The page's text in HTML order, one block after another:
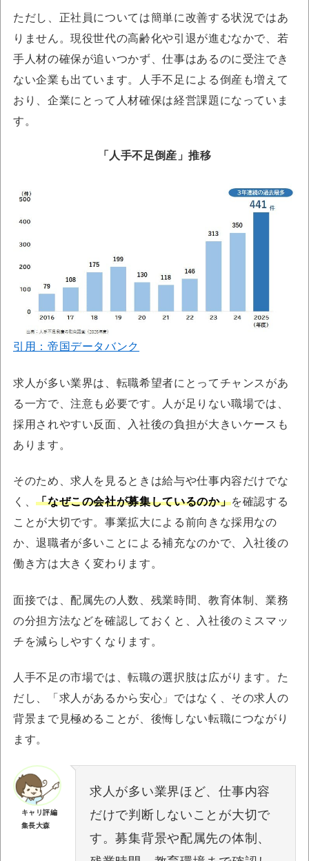
ただし、正社員については簡単に改善する状況ではあ
りません。現役世代の高齢化や引退が進むなかで、若
手人材の確保が追いつかず、仕事はあるのに受注でき
ない企業も出ています。人手不足による倒産も増えて
おり、企業にとって人材確保は経営課題になっていま
す。
「人手不足倒産」推移
引用：帝国データバンク
求人が多い業界は、転職希望者にとってチャンスがあ
る一方で、注意も必要です。人が足りない職場では、
採用されやすい反面、入社後の負担が大きいケースも
あります。
そのため、求人を見るときは給与や仕事内容だけでな
く、「なぜこの会社が募集しているのか」を確認する
ことが大切です。事業拡大による前向きな採用なの
か、退職者が多いことによる補充なのかで、入社後の
働き方は大きく変わります。
面接では、配属先の人数、残業時間、教育体制、業務
の分担方法などを確認しておくと、入社後のミスマッ
チを減らしやすくなります。
人手不足の市場では、転職の選択肢は広がります。た
だし、「求人があるから安心」ではなく、その求人の
背景まで見極めることが、後悔しない転職につながり
ます。
キャリ評編
集長大森
求人が多い業界ほど、仕事内容
だけで判断しないことが大切で
す。募集背景や配属先の体制、